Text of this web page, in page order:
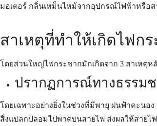
มอเตอร์ กลิ่นเหม็นไหม้จากอุปกรณ์ไฟฟ้าหรือส
สาเหตุที่ทำให้เกิดไฟก
โดยส่วนใหญ่ไฟกระชากมักเกิดจาก 3 สาเหตุห
ปรากฏการณ์ทางธรรม
โดยเฉพาะอย่างยิ่งในช่วงที่มีพายุ ฝนฟ้าคะนอ
สิ่งแปลกปลอมไปพาดบนสายไฟ ส่งผลให้สายไ